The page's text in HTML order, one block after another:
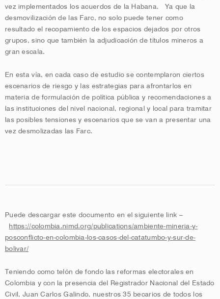
vez implementados los acuerdos de la Habana. Ya que la
desmovilización de las Farc, no solo puede tener como
resultado el recopamiento de los espacios dejados por otros
grupos, sino que también la adjudicación de títulos mineros a
gran escala.
En esta vía, en cada caso de estudio se contemp laron ciertos
escenarios de riesgo y las estrategias para afrontarlos en
materia de formulación de política pública y recomendaciones a
las instituciones del nivel nacional, regional y local para tramitar
las posibles tensiones y escenarios que se van a presentar una
vez desmolizadas las Farc.
Puede descargar este documento en el siguiente link –
https://colombia.nimd.org/publications/ambiente-mineria-y-
posconflicto-en-colombia-los-casos-del-catatumbo-y-sur-de-
bolivar/
Teniendo como telón de fondo las reformas electorales en
Colombia y con la presencia del Registrador Nacional del Estado
Civil, Juan Carlos Galindo, nuestros 35 becarios de todos los